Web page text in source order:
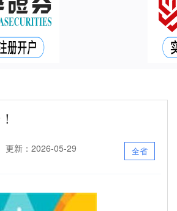
全省
更新：2026-05-29